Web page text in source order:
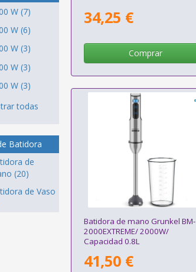
W (7)
W (6)
W (3)
W (3)
W (3)
todas
Batidora
de
(20)
de Vaso
34,25 €
Comprar
Batidora de mano Grunkel BM-
2000EXTREME/ 2000W/
Capacidad 0.8L
41,50 €